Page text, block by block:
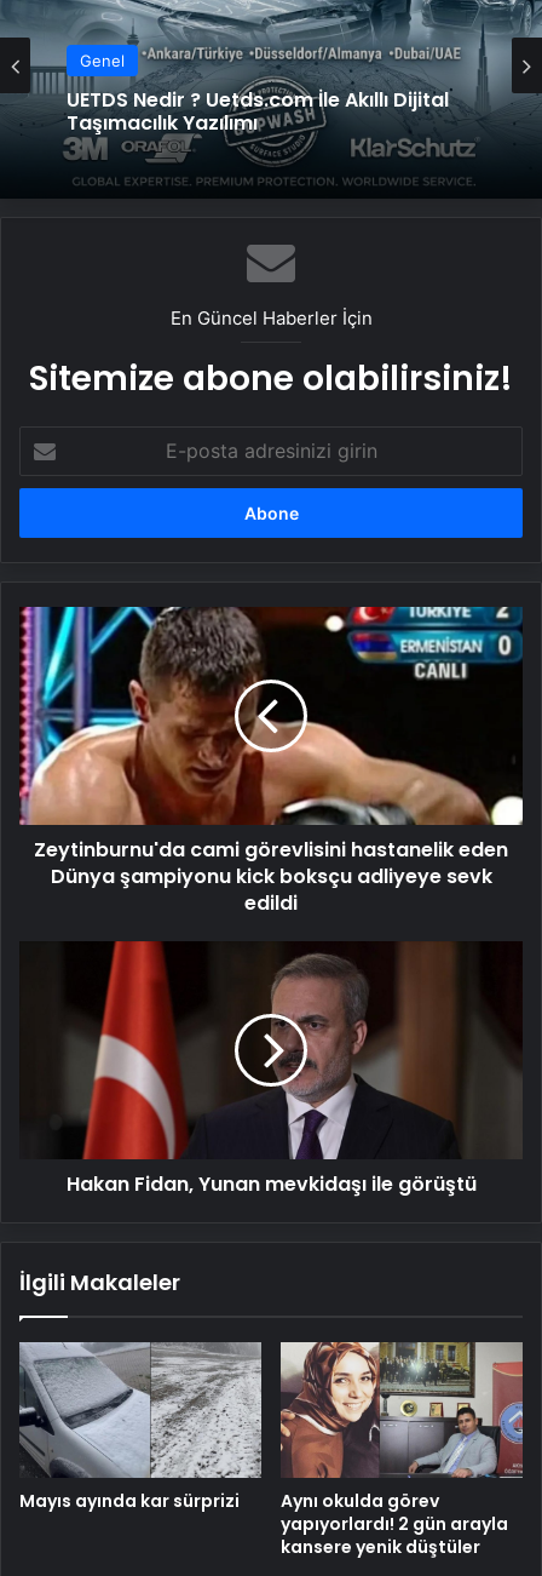
Genel
UETDS Nedir ? Uetds.com İle Akıllı Dijital
Taşımacılık Yazılımı
En Güncel Haberler İçin
Sitemize abone olabilirsiniz!
posta
adresinizi
Zeytinburnu'da
cami
görevlisini
hastanelik
eden
Dünya
şampiyonu
kick
boksçu
adliyeye
sevk
Zeytinburnu'da cami görevlisini hastanelik eden
Dünya şampiyonu kick boksçu adliyeye sevk
edildi
Hakan Fidan, Yunan mevkidaşı ile görüştü
İlgili Makaleler
Mayıs ayında kar sürprizi
Aynı okulda görev
yapıyorlardı! 2 gün arayla
kansere yenik düştüler